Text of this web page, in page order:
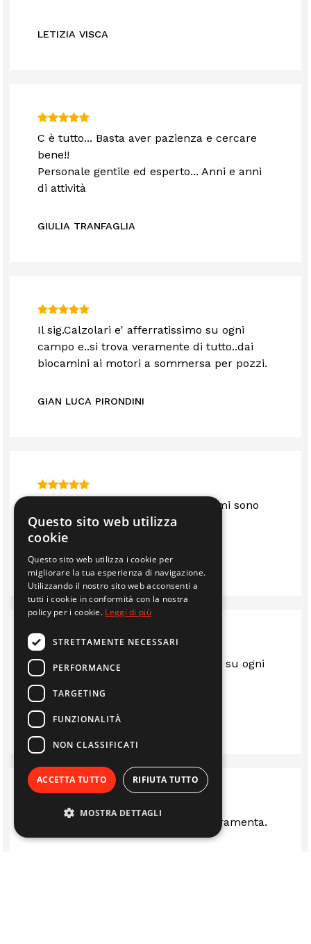
LETIZIA VISCA
C è tutto... Basta aver pazienza e cercare
bene!!
Personale gentile ed esperto... Anni e anni
di attività
GIULIA TRANFAGLIA
Il sig.Calzolari e' afferratissimo su ogni
campo e..si trova veramente di tutto..dai
biocamini ai motori a sommersa per pozzi.
GIAN LUCA PIRONDINI
Sono anni che mi servo da loro e mi sono
sempre trovato bene.. consigliato
IMMOBILIARE EDIL 2F S.R.L.
Sempre al top.. gentili e disponibili su ogni
questione
LUIS
Ottima rivenditi stufe camini e ferramenta.
Questo sito web utilizza
cookie
Questo sito web utilizza i cookie per
migliorare la tua esperienza di navigazione.
Utilizzando il nostro sito web acconsenti a
tutti i cookie in conformità con la nostra
policy per i cookie. Leggi di più
STRETTAMENTE NECESSARI
PERFORMANCE
TARGETING
FUNZIONALITÀ
NON CLASSIFICATI
ACCETTA TUTTO RIFIUTA TUTTO
MOSTRA DETTAGLI